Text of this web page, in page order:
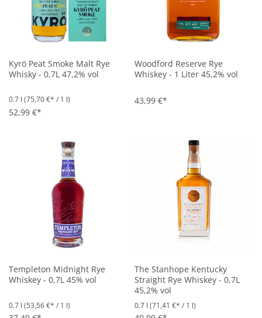
Kyrö Peat Smoke Malt Rye
Whisky - 0,7L 47,2% vol
0.7 l (75,70 €* / 1 l)
52,99 €*
Woodford Reserve Rye
Whiskey - 1 Liter 45,2% vol
43,99 €*
Templeton Midnight Rye
Whiskey - 0,7L 45% vol
0.7 l (53,56 €* / 1 l)
The Stanhope Kentucky
Straight Rye Whiskey - 0,7L
45,2% vol
0.7 l (71,41 €* / 1 l)